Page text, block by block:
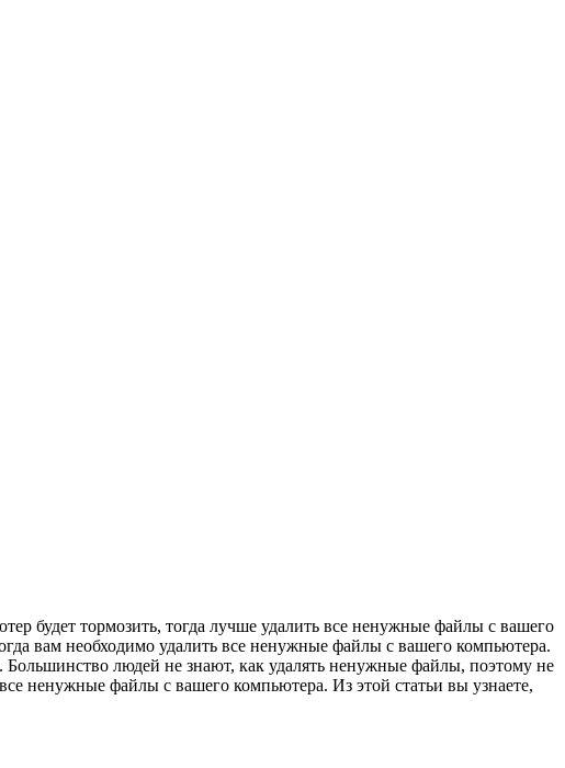
будет тормозить, тогда лучше удалить все ненужные файлы с вашего
вам необходимо удалить все ненужные файлы с вашего компьютера.
Большинство людей не знают, как удалять ненужные файлы, поэтому не
ненужные файлы с вашего компьютера. Из этой статьи вы узнаете,